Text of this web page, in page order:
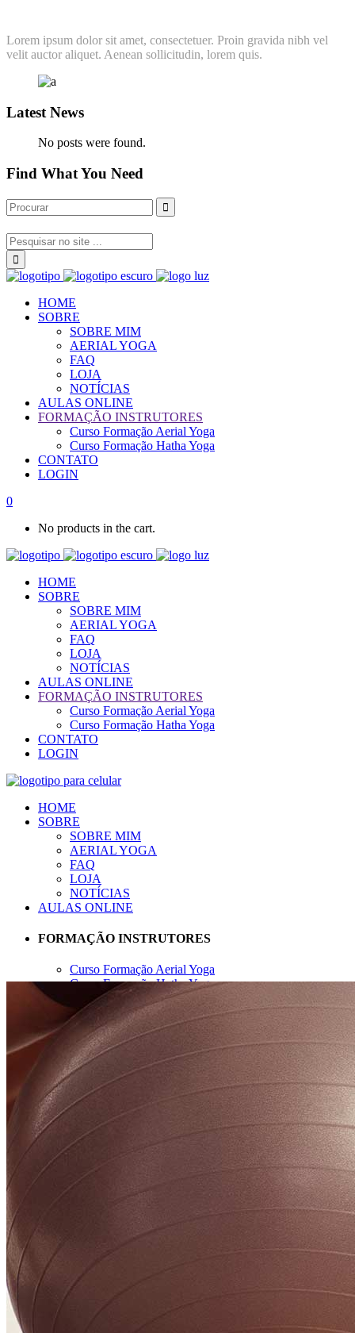
Lorem ipsum dolor sit amet, consectetuer. Proin gravida nibh vel
velit auctor aliquet. Aenean sollicitudin, lorem quis.
Latest News
No posts were found.
Find What You Need
HOME
SOBRE
SOBRE MIM
AERIAL YOGA
FAQ
LOJA
NOTÍCIAS
AULAS ONLINE
FORMAÇÃO INSTRUTORES
Curso Formação Aerial Yoga
Curso Formação Hatha Yoga
CONTATO
LOGIN
0
No products in the cart.
HOME
SOBRE
SOBRE MIM
AERIAL YOGA
FAQ
LOJA
NOTÍCIAS
AULAS ONLINE
FORMAÇÃO INSTRUTORES
Curso Formação Aerial Yoga
Curso Formação Hatha Yoga
CONTATO
LOGIN
HOME
SOBRE
SOBRE MIM
AERIAL YOGA
FAQ
LOJA
NOTÍCIAS
AULAS ONLINE
FORMAÇÃO INSTRUTORES
Curso Formação Aerial Yoga
Curso Formação Hatha Yoga
CONTATO
LOGIN